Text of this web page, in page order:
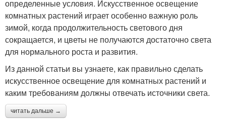
определенные условия. Искусственное освещение
комнатных растений играет особенно важную роль
зимой, когда продолжительность светового дня
сокращается, и цветы не получаются достаточно света
для нормального роста и развития.
Из данной статьи вы узнаете, как правильно сделать
искусственное освещение для комнатных растений и
каким требованиям должны отвечать источники света.
читать дальше →